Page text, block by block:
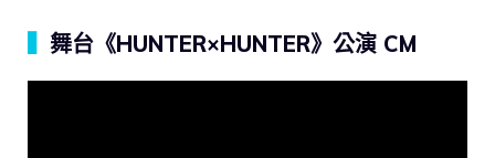
舞台《HUNTER×HUNTER》公演 CM